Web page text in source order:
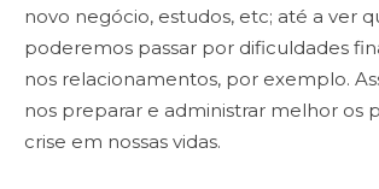
novo negócio, estudos, etc; até a ver
poderemos passar por dificuldades
nos relacionamentos, por exemplo.
nos preparar e administrar melhor os
crise em nossas vidas.